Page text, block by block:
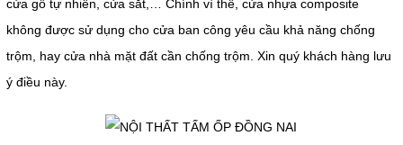
cửa gỗ tự nhiên, cửa sắt,… Chính vì thế, cửa nhựa composite
không được sử dụng cho cửa ban công yêu cầu khả năng chống
trộm, hay cửa nhà mặt đất cần chống trộm. Xin quý khách hàng lưu
ý điều này.